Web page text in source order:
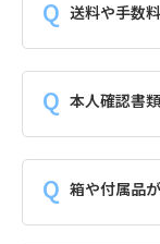
送料や手数
本人確認書
箱や付属品